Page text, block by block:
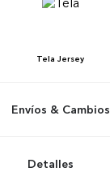
Tela Jersey
Envíos & Cambios
Detalles